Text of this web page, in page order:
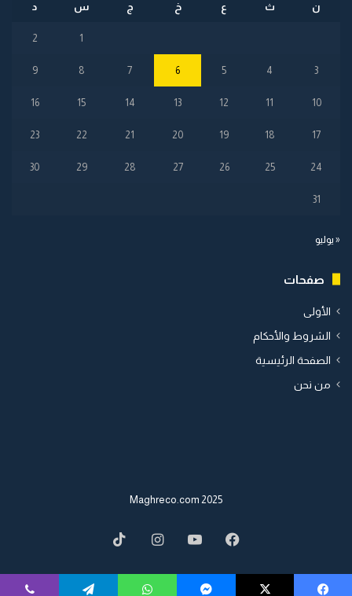
ن ث ع خ ج س د
1
2
3
4
5
6
7
8
9
10
11
12
13
14
15
16
17
18
19
20
21
22
23
24
25
26
27
28
29
30
31
« يوليو
صفحات
الأولى
الشروط والأحكام
الصفحة الرئيسية
من نحن
2025 Maghreco.com
Facebook
YouTube
Instagram